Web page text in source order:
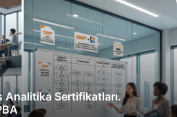
Analitika Sertifikatları.